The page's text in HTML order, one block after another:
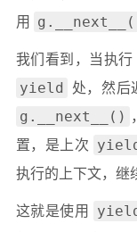
用
我们看到，当执行
yield 处，然后
g.__next__()
置，是上次
执行的上下文，继
这就是使用